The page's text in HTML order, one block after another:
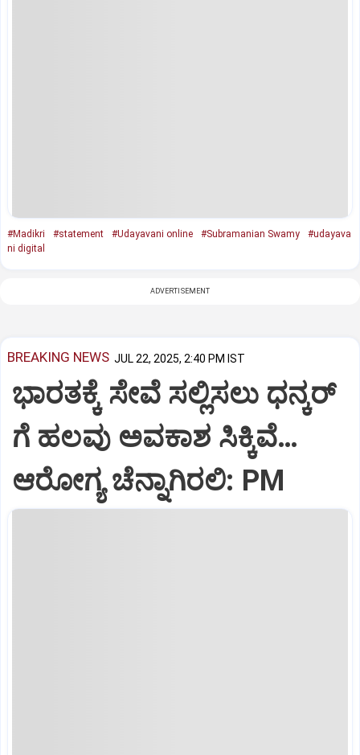
#Madikri #statement #Udayavani online #Subramanian Swamy
#udayava
ni digital
ADVERTISEMENT
BREAKING NEWS JUL 22, 2025, 2:40 PM IST
ಭಾರತಕ್ಕೆ ಸೇವೆ ಸಲ್ಲಿಸಲು ಧನ್ಕರ್‌
ಗೆ ಹಲವು ಅವಕಾಶ ಸಿಕ್ಕಿವೆ…
ಆರೋಗ್ಯ ಚೆನ್ನಾಗಿರಲಿ: PM